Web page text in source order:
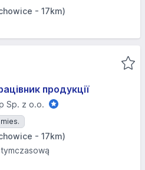
- 17km)
продукції
Sp. z o.o.
- 17km)